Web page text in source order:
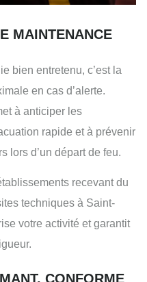
MAINTENANCE
bien entretenu, c’est la
en cas d’alerte.
à anticiper les
rapide et à prévenir
lors d’un départ de feu.
recevant du
techniques à Saint-
votre activité et garantit
CONFORME